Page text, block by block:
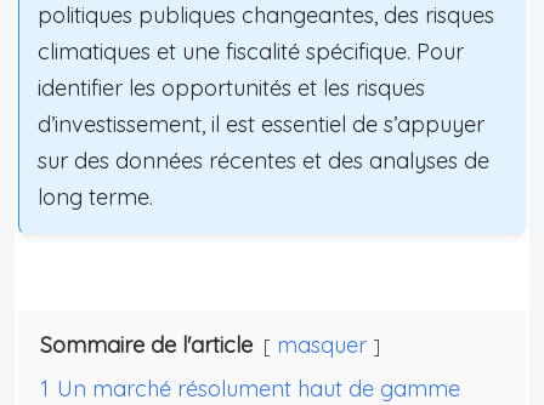
politiques publiques changeantes, des risques
climatiques et une fiscalité spécifique. Pour
identifier les opportunités et les risques
d’investissement, il est essentiel de s’appuyer
sur des données récentes et des analyses de
long terme.
Sommaire de l'article
masquer
1 Un marché résolument haut de gamme